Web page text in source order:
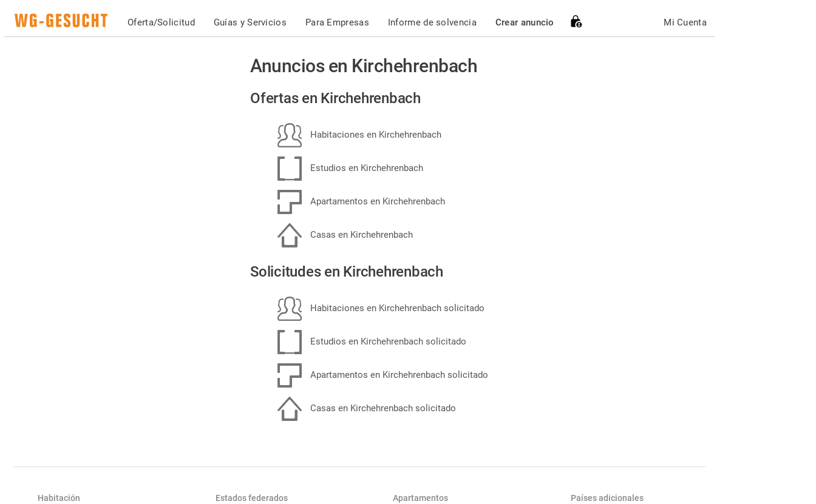
Oferta/Solicitud Guías y Servicios Para Empresas Informe de solvencia Crear anuncio Mi Cuenta
Anuncios en Kirchehrenbach
Ofertas en Kirchehrenbach
Habitaciones en Kirchehrenbach
Estudios en Kirchehrenbach
Apartamentos en Kirchehrenbach
Casas en Kirchehrenbach
Solicitudes en Kirchehrenbach
Habitaciones en Kirchehrenbach solicitado
Estudios en Kirchehrenbach solicitado
Apartamentos en Kirchehrenbach solicitado
Casas en Kirchehrenbach solicitado
Habitación
Estados federados
Apartamentos
Países adicionales